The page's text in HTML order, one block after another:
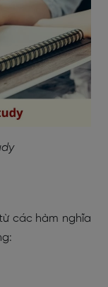
các hàm nghĩa